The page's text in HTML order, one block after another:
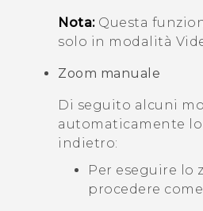
Nota:Questa
solo in modalità
Zoom manuale
Di seguito alcuni
automaticamente
indietro:
Per eseguire lo
procedere